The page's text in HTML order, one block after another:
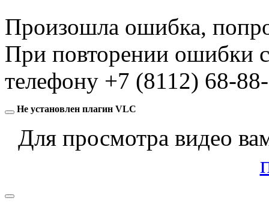
Произошла ошибка,
При повторении ошибки
телефону +7 (8112) 68-
Не установлен плагин VLC
Для просмотра видео